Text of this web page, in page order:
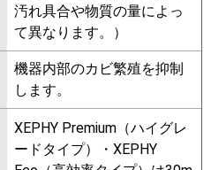
汚れ具合や物質の量によっ
て異なります。）
機器内部のカビ繁殖を抑制
します。
XEPHY Premium（ハイグレ
ードタイプ）・XEPHY